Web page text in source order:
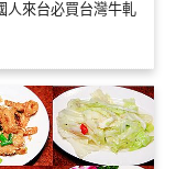
人來台必買台灣牛軋